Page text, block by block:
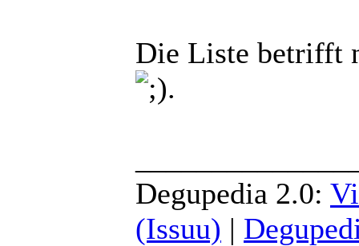
Die Liste betrifft
.
Degupedia 2.0:
(Issuu) |